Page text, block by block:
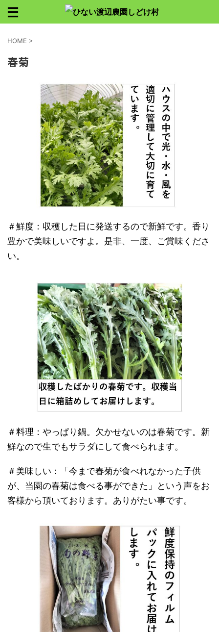
HOME >
春菊
＃鮮度：収穫した日に発送するので新鮮です。香り
豊かで美味しいですよ。是非、一度、ご賞味くださ
い。
＃料理：やっぱり鍋。欠かせないのは春菊です。新
鮮なので生でもサラダにして食べられます。
＃美味しい：「今まで春菊が食べれなかった子供
が、当園の春菊は食べる事ができた」という声をお
客様から頂いております。ありがたい事です。